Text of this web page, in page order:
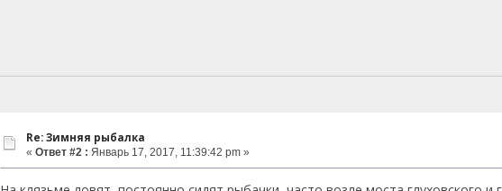
Re: Зимняя рыбалка
« Ответ #2 : Январь 17, 2017, 11:39:42 pm »